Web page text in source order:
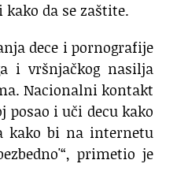
da se zaštite.
dece i pornografije
i vršnjačkog nasilja
Nacionalni kontakt
posao i uči decu kako
kako bi na internetu
primetio je